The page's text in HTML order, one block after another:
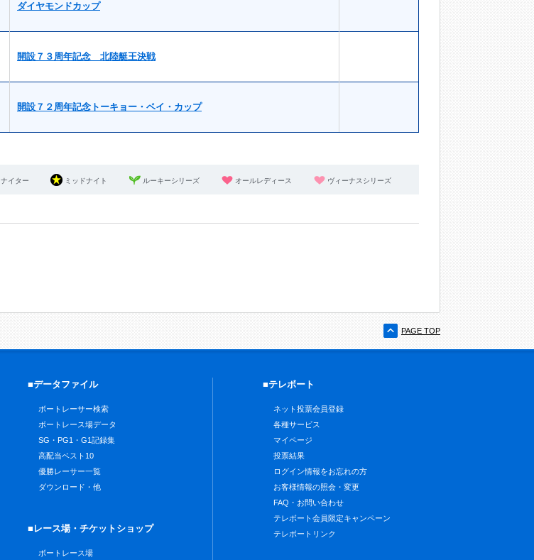
ダイヤモンドカップ
開設７３周年記念 北陸艇王決戦
開設７２周年記念トーキョー・ベイ・カップ
ナイター ミッドナイト ルーキーシリーズ オールレディース ヴィーナスシリーズ
PAGE TOP
■データファイル
ボートレーサー検索
ボートレース場データ
SG・PG1・G1記録集
高配当ベスト10
優勝レーサー一覧
ダウンロード・他
■レース場・チケットショップ
ボートレース場
■テレボート
ネット投票会員登録
各種サービス
マイページ
投票結果
ログイン情報をお忘れの方
お客様情報の照会・変更
FAQ・お問い合わせ
テレボート会員限定キャンペーン
テレボートリンク